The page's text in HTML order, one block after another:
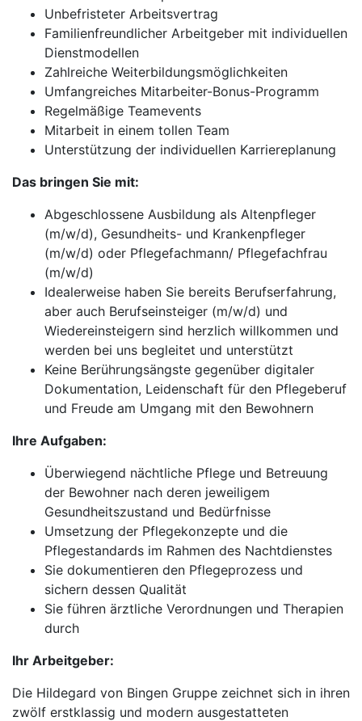
Unbefristeter Arbeitsvertrag
Familienfreundlicher Arbeitgeber mit individuellen
Dienstmodellen
Zahlreiche Weiterbildungsmöglichkeiten
Umfangreiches Mitarbeiter-Bonus-Programm
Regelmäßige Teamevents
Mitarbeit in einem tollen Team
Unterstützung der individuellen Karriereplanung
Das bringen Sie mit:
Abgeschlossene Ausbildung als Altenpfleger
(m/w/d), Gesundheits- und Krankenpfleger
(m/w/d) oder Pflegefachmann/ Pflegefachfrau
(m/w/d)
Idealerweise haben Sie bereits Berufserfahrung,
aber auch Berufseinsteiger (m/w/d) und
Wiedereinsteigern sind herzlich willkommen und
werden bei uns begleitet und unterstützt
Keine Berührungsängste gegenüber digitaler
Dokumentation, Leidenschaft für den Pflegeberuf
und Freude am Umgang mit den Bewohnern
Ihre Aufgaben:
Überwiegend nächtliche Pflege und Betreuung
der Bewohner nach deren jeweiligem
Gesundheitszustand und Bedürfnisse
Umsetzung der Pflegekonzepte und die
Pflegestandards im Rahmen des Nachtdienstes
Sie dokumentieren den Pflegeprozess und
sichern dessen Qualität
Sie führen ärztliche Verordnungen und Therapien
durch
Ihr Arbeitgeber:
Die Hildegard von Bingen Gruppe zeichnet sich in ihren
zwölf erstklassig und modern ausgestatteten